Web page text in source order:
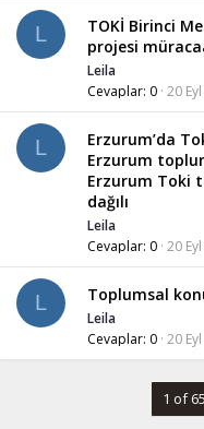
L
TOKİ Birinci
projesi
Leila
Cevaplar 0 20
L
Erzurum’da
Erzurum
Erzurum Toki
dağılı
Leila
Cevaplar 0 20
L Toplumsal
Leila
Cevaplar 0 20
1 of 65